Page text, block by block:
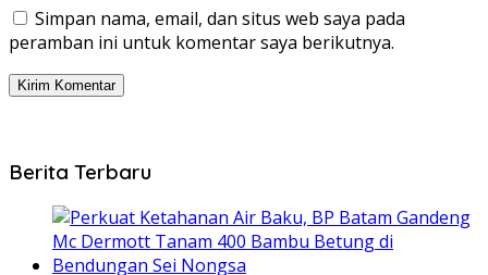
Simpan nama, email, dan situs web saya pada
peramban ini untuk komentar saya berikutnya.
Berita Terbaru